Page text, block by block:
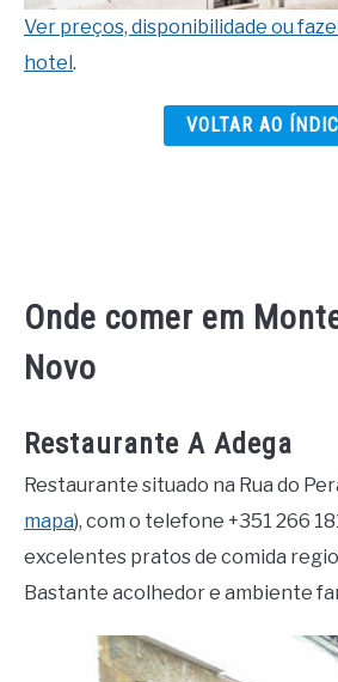
Ver preços, disponibilidade ou
hotel.
VOLTAR AO
Onde comer em
Novo
Restaurante A Adega
Restaurante situado na Rua do
mapa), com o telefone +351 266
excelentes pratos de comida
Bastante acolhedor e ambiente